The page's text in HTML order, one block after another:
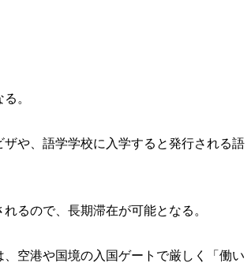
。
や、語学学校に入学すると発行される語
るので、長期滞在が可能となる。
空港や国境の入国ゲートで厳しく「働い